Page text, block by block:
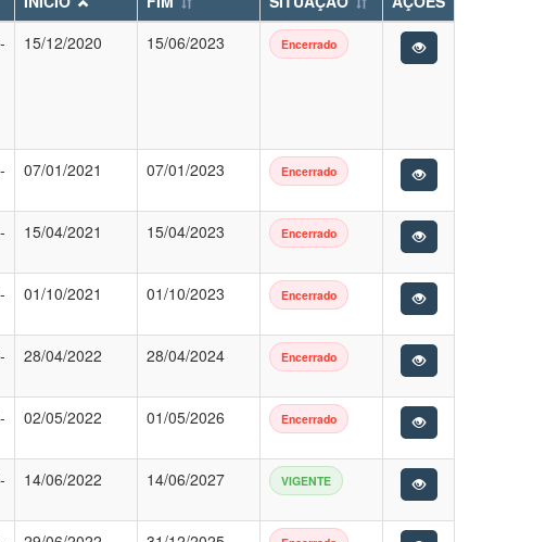
15/12/2020 15/06/2023 Encerrado
07/01/2021 07/01/2023 Encerrado
15/04/2021 15/04/2023 Encerrado
01/10/2021 01/10/2023 Encerrado
28/04/2022 28/04/2024 Encerrado
02/05/2022 01/05/2026 Encerrado
14/06/2022 14/06/2027 VIGENTE